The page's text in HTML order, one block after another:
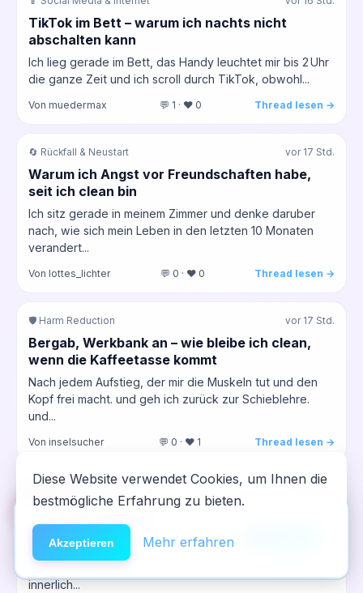
TikTok im Bett – warum ich nachts nicht
abschalten kann
Ich lieg gerade im Bett, das Handy leuchtet mir bis 2 Uhr
die ganze Zeit und ich scroll durch TikTok, obwohl...
Von muedermax 💬 1 · ❤️ 0 Thread lesen →
🔄 Rückfall & Neustart vor 17 Std.
Warum ich Angst vor Freundschaften habe,
seit ich clean bin
Ich sitz gerade in meinem Zimmer und denke daruber
nach, wie sich mein Leben in den letzten 10 Monaten
verandert...
Von lottes_lichter 💬 0 · ❤️ 0 Thread lesen →
🛡️ Harm Reduction vor 17 Std.
Bergab, Werkbank an – wie bleibe ich clean,
wenn die Kaffeetasse kommt
Nach jedem Aufstieg, der mir die Muskeln tut und den
Kopf frei macht. und geh ich zurück zur Schieblehre.
und...
Von inselsucher 💬 0 · ❤️ 1 Thread lesen →
Wenn das Abendritual plötzlich zum
Rückfall‑Trigger wird...
Heute war wieder so ein Tag, wo ich das Gefühl hatte,
innerlich...
🆘Hilfe
NeelixberliN auf dem Homescreen —
wie eine echte App.
Diese Website verwendet Cookies, um Ihnen die
bestmögliche Erfahrung zu bieten.
Akzeptieren Mehr erfahren